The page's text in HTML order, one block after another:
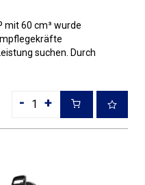
mit 60 cm³ wurde
suchen. Durch
- +